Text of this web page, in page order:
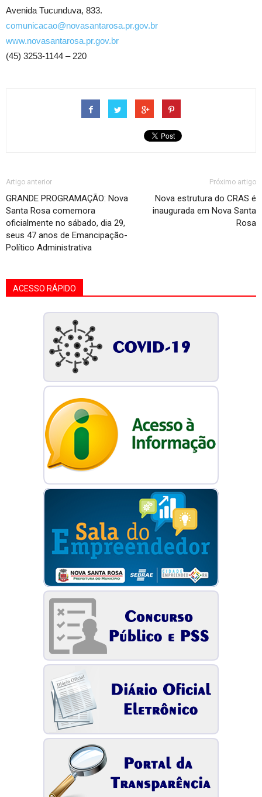
Avenida Tucunduva, 833.
comunicacao@novasantarosa.pr.gov.br
www.novasantarosa.pr.gov.br
(45) 3253-1144 – 220
Artigo anterior
GRANDE PROGRAMAÇÃO: Nova
Santa Rosa comemora
oficialmente no sábado, dia 29,
seus 47 anos de Emancipação-
Político Administrativa
Próximo artigo
Nova estrutura do CRAS é
inaugurada em Nova Santa
Rosa
ACESSO RÁPIDO